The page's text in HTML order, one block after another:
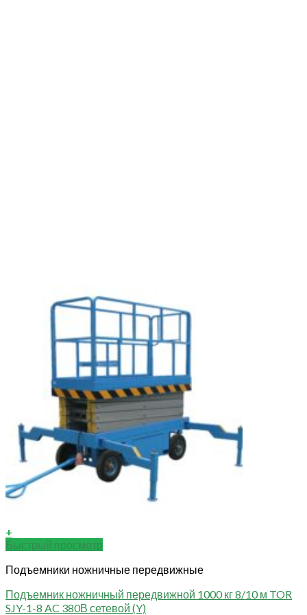
+
Быстрый просмотр
Подъемники ножничные передвижные
Подъемник ножничный передвижной 1000 кг 8/10 м TOR
SJY-1-8 AC 380В сетевой (Y)